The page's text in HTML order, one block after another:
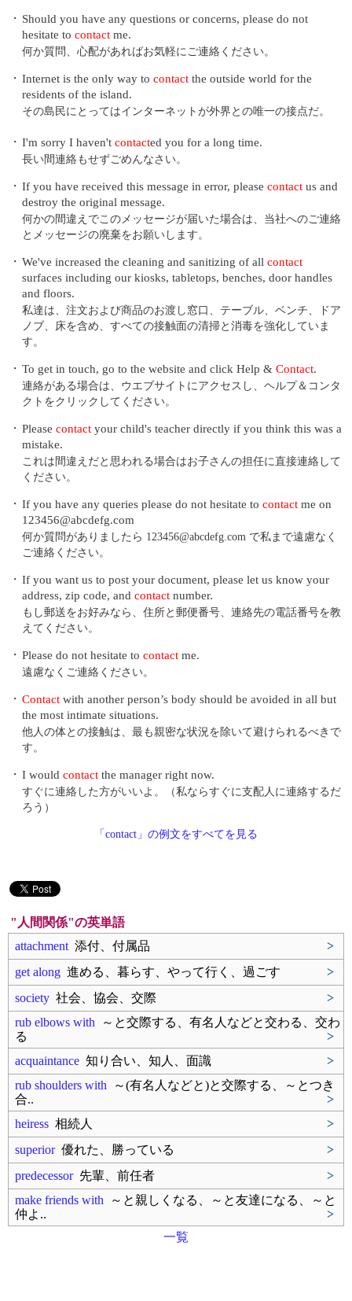
・ Should you have any questions or concerns, please do not
hesitate to contact me.
何か質問、心配があればお気軽にご連絡ください。
・ Internet is the only way to contact the outside world for the
residents of the island.
その島民にとってはインターネットが外界との唯一の接点だ。
・ I'm sorry I haven't contacted you for a long time.
長い間連絡もせずごめんなさい。
・ If you have received this message in error, please contact us and
destroy the original message.
何かの間違えでこのメッセージが届いた場合は、当社へのご連絡
とメッセージの廃棄をお願いします。
・ We've increased the cleaning and sanitizing of all contact
surfaces including our kiosks, tabletops, benches, door handles
and floors.
私達は、注文および商品のお渡し窓口、テーブル、ベンチ、ドア
ノブ、床を含め、すべての接触面の清掃と消毒を強化していま
す。
・ To get in touch, go to the website and click Help & Contact.
連絡がある場合は、ウエブサイトにアクセスし、ヘルプ＆コンタ
クトをクリックしてください。
・ Please contact your child's teacher directly if you think this was a
mistake.
これは間違えだと思われる場合はお子さんの担任に直接連絡して
ください。
・ If you have any queries please do not hesitate to contact me on
123456@abcdefg.com
何か質問がありましたら 123456@abcdefg.com で私まで遠慮なく
ご連絡ください。
・ If you want us to post your document, please let us know your
address, zip code, and contact number.
もし郵送をお好みなら、住所と郵便番号、連絡先の電話番号を教
えてください。
・ Please do not hesitate to contact me.
遠慮なくご連絡ください。
・ Contact with another person’s body should be avoided in all but
the most intimate situations.
他人の体との接触は、最も親密な状況を除いて避けられるべきで
す。
・ I would contact the manager right now.
すぐに連絡した方がいいよ。（私ならすぐに支配人に連絡するだ
ろう）
「contact」の例文をすべてを見る
"人間関係"の英単語
attachment 添付、付属品
>
get along 進める、暮らす、やって行く、過ごす
>
society 社会、協会、交際
>
rub elbows with ～と交際する、有名人などと交わる、交わ
る
>
acquaintance 知り合い、知人、面識
>
rub shoulders with ～(有名人などと)と交際する、～とつき
合..
>
heiress 相続人
>
superior優れた、勝っている
>
predecessor先輩、前任者
>
make friends with ～と親しくなる、～と友達になる、～と
仲よ..
>
一覧